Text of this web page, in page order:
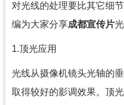
对光线的处理要比其它细
编为大家分享成都宣传片
1.顶光应用
光线从摄像机镜头光轴的
取得较好的影调效果。顶